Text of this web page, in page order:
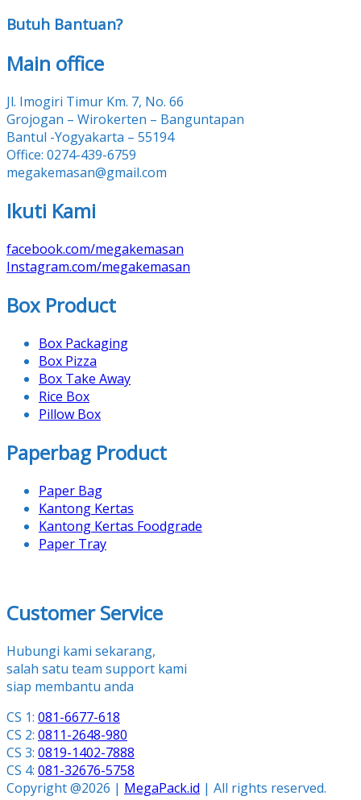
Butuh Bantuan?
Main office
Jl. Imogiri Timur Km. 7, No. 66
Grojogan – Wirokerten – Banguntapan
Bantul -Yogyakarta – 55194
Office: 0274-439-6759
megakemasan@gmail.com
Ikuti Kami
facebook.com/megakemasan
Instagram.com/megakemasan
Box Product
Box Packaging
Box Pizza
Box Take Away
Rice Box
Pillow Box
Paperbag Product
Paper Bag
Kantong Kertas
Kantong Kertas Foodgrade
Paper Tray
Customer Service
Hubungi kami sekarang,
salah satu team support kami
siap membantu anda
CS 1: 081-6677-618
CS 2: 0811-2648-980
CS 3: 0819-1402-7888
CS 4: 081-32676-5758
Copyright @2026 | MegaPack.id | All rights reserved.